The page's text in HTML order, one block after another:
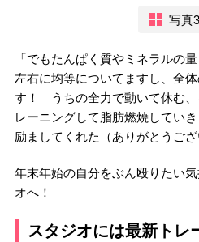
写真
「でもたんぱく質やミネラルの
左右に均等についてますし、全
す！ うちの全力で動いて休む、
レーニングして脂肪燃焼してい
励ましてくれた（ありがとうご
年末年始の自分をぶん殴りたい
オへ！
スタジオには最新トレ